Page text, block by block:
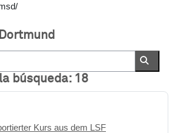
búsqueda: 18
Kurs aus dem LSF